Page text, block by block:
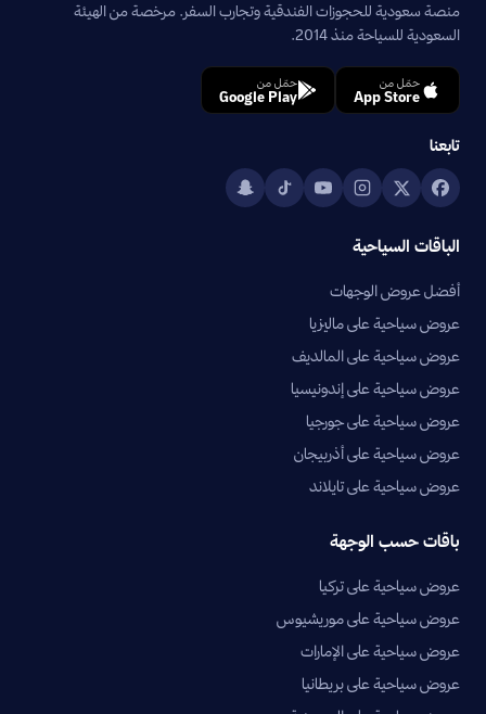
منصة سعودية للحجوزات الفندقية وتجارب السفر. مرخصة من الهيئة
السعودية للسياحة منذ 2014.
حمّل من
App Store
حمّل من
Google Play
تابعنا
الباقات السياحية
أفضل عروض الوجهات
عروض سياحية على ماليزيا
عروض سياحية على المالديف
عروض سياحية على إندونيسيا
عروض سياحية على جورجيا
عروض سياحية على أذربيجان
عروض سياحية على تايلاند
باقات حسب الوجهة
عروض سياحية على تركيا
عروض سياحية على موريشيوس
عروض سياحية على الإمارات
عروض سياحية على بريطانيا